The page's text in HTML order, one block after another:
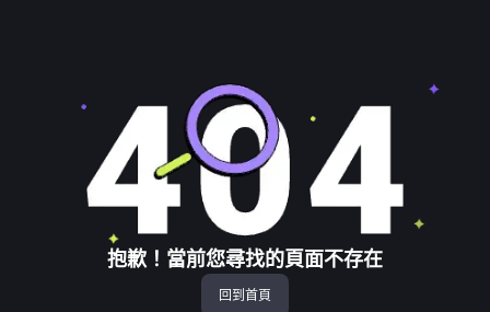
抱歉！當前您尋找的頁面不存在
回到首頁